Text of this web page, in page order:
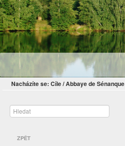
Nacházíte se: Cíle/Abbaye de Sénanque
ZPĚT